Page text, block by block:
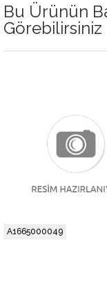
Bu Ürünün
Görebilirsiniz
A1665000049